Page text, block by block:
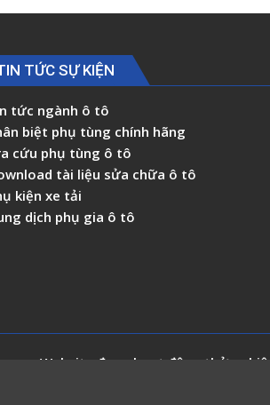
FLD490
FLD800C
1B18061200173
TỨC SỰ KIỆN
tức ngành ô tô
biệt phụ tùng chính hãng
cứu phụ tùng ô tô
tài liệu sửa chữa ô tô
kiện xe tải
dịch phụ gia ô tô
Website đang hoạt động thử